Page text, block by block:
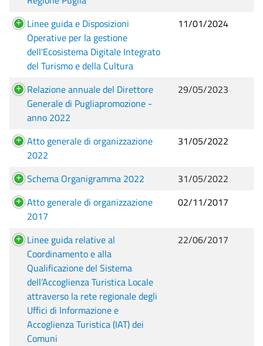
Linee guida e Disposizioni
Operative per la gestione
dell'Ecosistema Digitale Integrato
del Turismo e della Cultura
11/01/2024
Relazione annuale del Direttore
Generale di Pugliapromozione -
anno 2022
29/05/2023
Atto generale di organizzazione
2022
31/05/2022
Schema Organigramma 2022
31/05/2022
Atto generale di organizzazione
2017
02/11/2017
Linee guida relative al
Coordinamento e alla
Qualificazione del Sistema
dell’Accoglienza Turistica Locale
attraverso la rete regionale degli
Uffici di Informazione e
Accoglienza Turistica (IAT) dei
Comuni
22/06/2017